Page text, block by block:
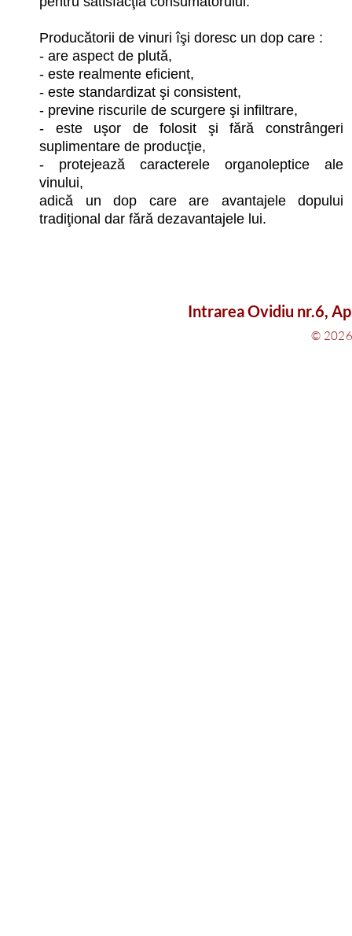
Producătorii de vinuri îşi doresc un dop care :
- are aspect de plută,
- este realmente eficient,
- este standardizat şi consistent,
- previne riscurile de scurgere şi infiltrare,
- este uşor de folosit şi fără constrângeri
suplimentare de producţie,
- protejează caracterele organoleptice ale
vinului,
adică un dop care are avantajele dopului
tradiţional dar fără dezavantajele lui.
Intrarea Ovidiu nr.6,
© 2026